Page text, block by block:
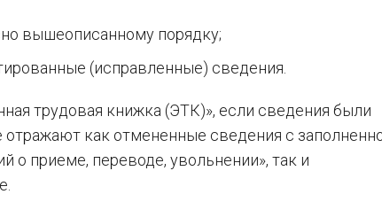
вышеописанному порядку;
(исправленные) сведения.
трудовая книжка (ЭТК)», если сведения были
как отмененные сведения с
о приеме, переводе, увольнении», так и